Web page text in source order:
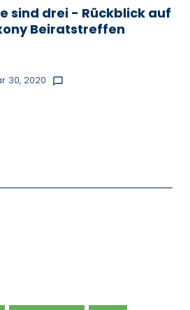
sind drei - Rückblick auf
Beiratstreffen
30, 2020 chat_bubble_outline